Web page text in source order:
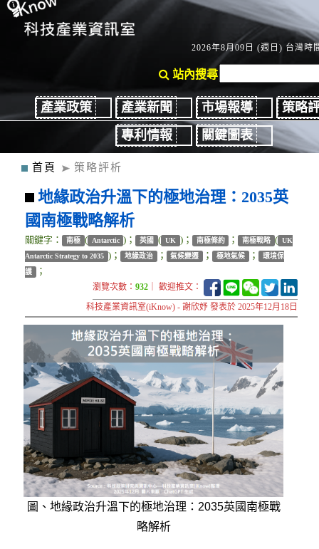
2026年8月09日 (週日) 台灣時
站內搜尋
產業政策 產業新聞 市場報導
策略
專利情報
關鍵圖表
首頁 策略評析
地緣政治升溫下的極地治理：2035英
國南極戰略解析
關鍵字： 南極 ( Antarctic )； 英國 ( UK )； 南極條約 ； 南極戰略 ( UK
Antarctic Strategy to 2035 )； 地緣政治 ； 氣候變遷 ； 極地氣候 ；
環境保
護 ；
瀏覽次數：932 ｜ 歡迎推文：
科技產業資訊室(iKnow) - 謝欣妤 發表於 2025年12月18日
圖、地緣政治升溫下的極地治理：2035英國南極戰
略解析